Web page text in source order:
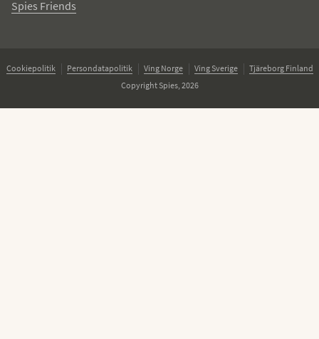
Spies Friends
Cookiepolitik Persondatapolitik Ving Norge Ving Sverige
Tjäreborg Finland
Copyright Spies, 2026